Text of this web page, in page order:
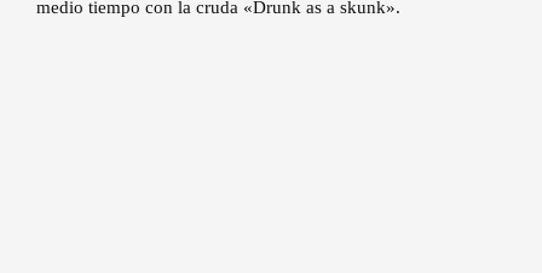
medio tiempo con la cruda «Drunk as a skunk».